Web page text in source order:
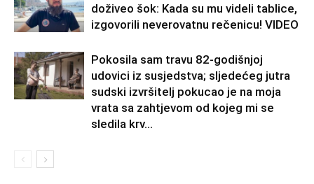
doživeo šok: Kada su mu videli tablice,
izgovorili neverovatnu rečenicu! VIDEO
Pokosila sam travu 82-godišnjoj
udovici iz susjedstva; sljedećeg jutra
sudski izvršitelj pokucao je na moja
vrata sa zahtjevom od kojeg mi se
sledila krv...